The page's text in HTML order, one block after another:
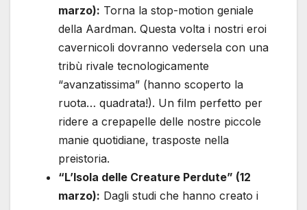
marzo): Torna la stop-motion geniale
della Aardman. Questa volta i nostri eroi
cavernicoli dovranno vedersela con una
tribù rivale tecnologicamente
“avanzatissima” (hanno scoperto la
ruota… quadrata!). Un film perfetto per
ridere a crepapelle delle nostre piccole
manie quotidiane, trasposte nella
preistoria.
“L’Isola delle Creature Perdute” (12
marzo): Dagli studi che hanno creato i